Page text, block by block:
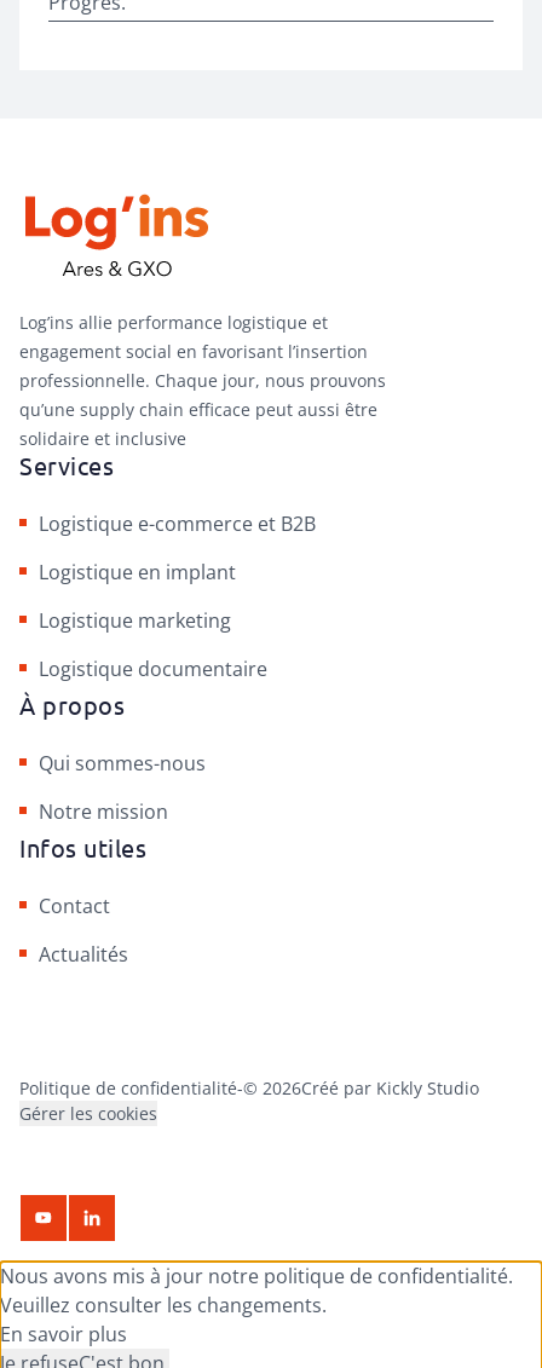
Log’ins allie performance logistique et
engagement social en favorisant l’insertion
professionnelle. Chaque jour, nous prouvons
qu’une supply chain efficace peut aussi être
solidaire et inclusive
Services
Logistique e-commerce et B2B
Logistique en implant
Logistique marketing
Logistique documentaire
À propos
Qui sommes-nous
Notre mission
Infos utiles
Contact
Actualités
Politique de confidentialité
Gérer les cookies
-© 2026Créé par Kickly Studio
Nous avons mis à jour notre politique de confidentialité.
Veuillez consulter les changements.
En savoir plus